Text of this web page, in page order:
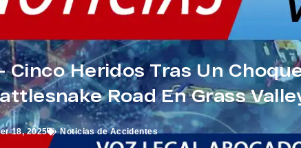
Cinco Heridos Tras Un
Road En Grass
18, 2025 Noticias de Accidentes